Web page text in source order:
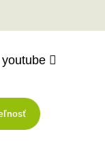
youtube